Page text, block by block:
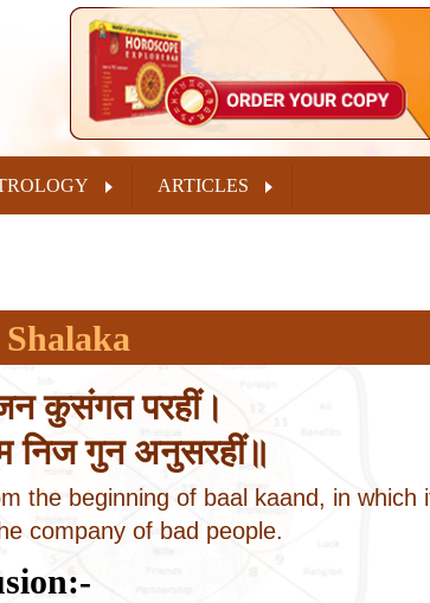
ARTICLES
कुसंगत परहीं।
निज गुन अनुसरहीं॥
the beginning of baal kaand, in which
company of bad people.